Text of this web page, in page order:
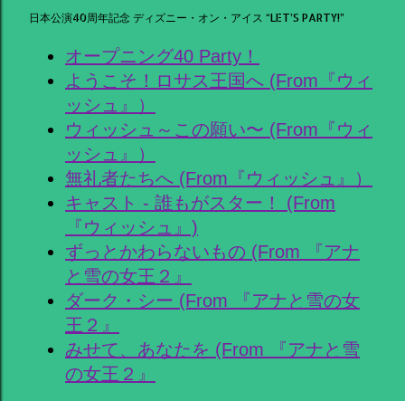
日本公演40周年記念 ディズニー・オン・アイス “LET’S PARTY!”
オープニング40 Party！
ようこそ！ロサス王国へ (From『ウィ
ッシュ』）
ウィッシュ～この願い〜 (From『ウィ
ッシュ』）
無礼者たちへ (From『ウィッシュ』）
キャスト - 誰もがスター！ (From
『ウィッシュ』)
ずっとかわらないもの (From 『アナ
と雪の女王２』
ダーク・シー (From 『アナと雪の女
王２』
みせて、あなたを (From 『アナと雪
の女王２』